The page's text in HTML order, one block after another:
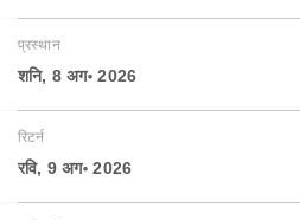
प्रस्थान
शनि, 8 अग॰ 2026
रिटर्न
रवि, 9 अग॰ 2026